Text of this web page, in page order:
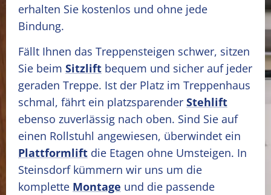
erhalten Sie kostenlos und ohne jede
Bindung.
Fällt Ihnen das Treppensteigen schwer, sitzen
Sie beim Sitzlift bequem und sicher auf jeder
geraden Treppe. Ist der Platz im Treppenhaus
schmal, fährt ein platzsparender Stehlift
ebenso zuverlässig nach oben. Sind Sie auf
einen Rollstuhl angewiesen, überwindet ein
Plattformlift die Etagen ohne Umsteigen. In
Steinsdorf kümmern wir uns um die
komplette Montage und die passende